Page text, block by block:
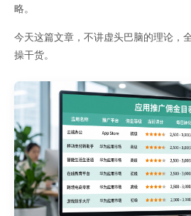
略。
今天这篇文章，不讲虚头巴脑的理论，
操干货。